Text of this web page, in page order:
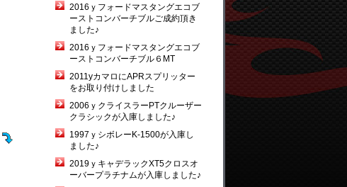
2016ｙフォードマスタングエコブ
ーストコンバーチブルご成約頂き
ました♪
2016ｙフォードマスタングエコブ
ーストコンバーチブル６MT
2011yカマロにAPRスプリッター
をお取り付けしました
2006ｙクライスラーPTクルーザー
クラシックが入庫しました♪
1997ｙシボレーK-1500が入庫し
ました♪
2019ｙキャデラックXT5クロスオ
ーバープラチナムが入庫しました♪